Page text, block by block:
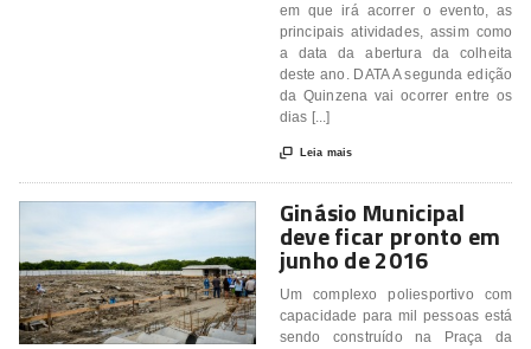
em que irá acorrer o evento, as
principais atividades, assim como
a data da abertura da colheita
deste ano. DATA A segunda edição
da Quinzena vai ocorrer entre os
dias [...]
 Leia mais
Ginásio Municipal
deve ficar pronto em
junho de 2016
Um complexo poliesportivo com
capacidade para mil pessoas está
sendo construído na Praça da